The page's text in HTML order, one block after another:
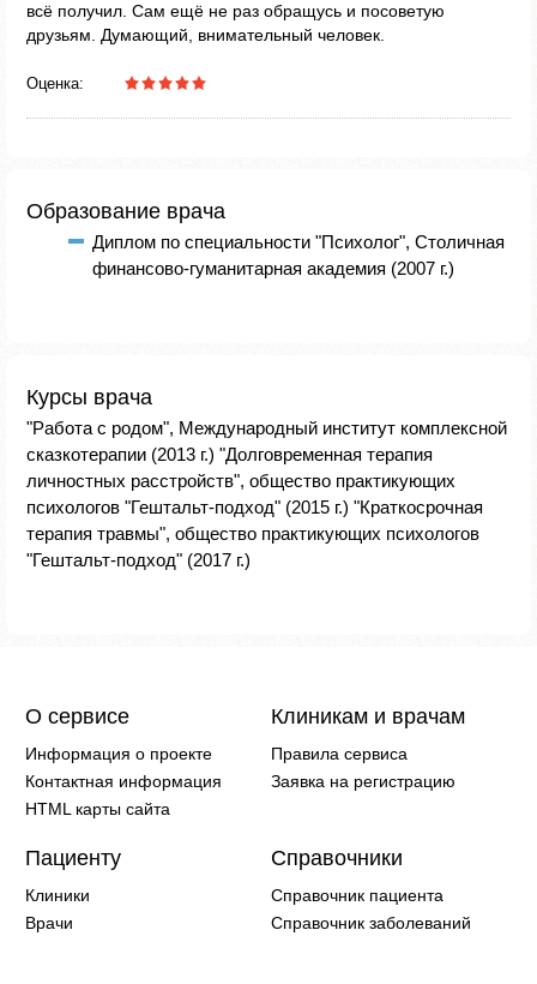
всё получил. Сам ещё не раз обращусь и посоветую
друзьям. Думающий, внимательный человек.
Оценка:
Образование врача
Диплом по специальности "Психолог", Столичная
финансово-гуманитарная академия (2007 г.)
Курсы врача
"Работа с родом", Международный институт комплексной
сказкотерапии (2013 г.) "Долговременная терапия
личностных расстройств", общество практикующих
психологов "Гештальт-подход" (2015 г.) "Краткосрочная
терапия травмы", общество практикующих психологов
"Гештальт-подход" (2017 г.)
О сервисе
Информация о проекте
Контактная информация
HTML карты сайта
Клиникам и врачам
Правила сервиса
Заявка на регистрацию
Пациенту
Клиники
Врачи
Справочники
Справочник пациента
Справочник заболеваний